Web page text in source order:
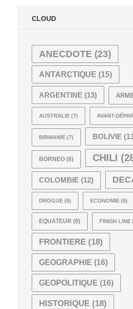
CLOUD
ANECDOTE (23)
ANTARCTIQUE (15)
ARGENTINE (13)
AUSTRALIE (7) AVANT-
BIRMANIE (7) BOLIVIE
BORNEO (8) CHILI
COLOMBIE (12)
DROGUE (6) ECONOMIE (6)
EQUATEUR (8) FINISH LINE
FRONTIERE (18)
GEOGRAPHIE (16)
GEOPOLITIQUE (16)
HISTORIQUE (18)